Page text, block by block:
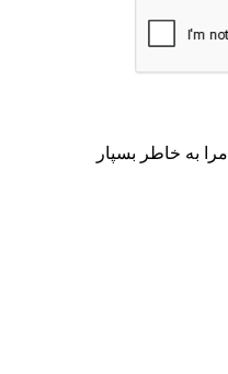
مرا به خاطر بسپار